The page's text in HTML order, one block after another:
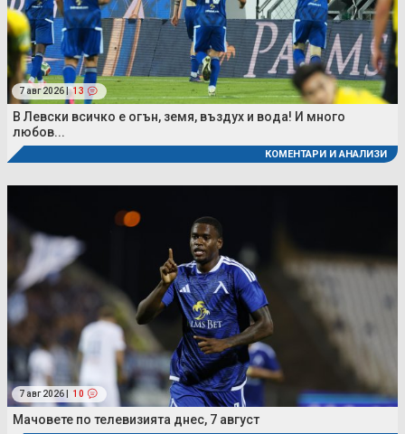
7 авг 2026 | 13
В Левски всичко е огън, земя, въздух и вода! И много
любов...
КОМЕНТАРИ И АНАЛИЗИ
7 авг 2026 | 10
Мачовете по телевизията днес, 7 август